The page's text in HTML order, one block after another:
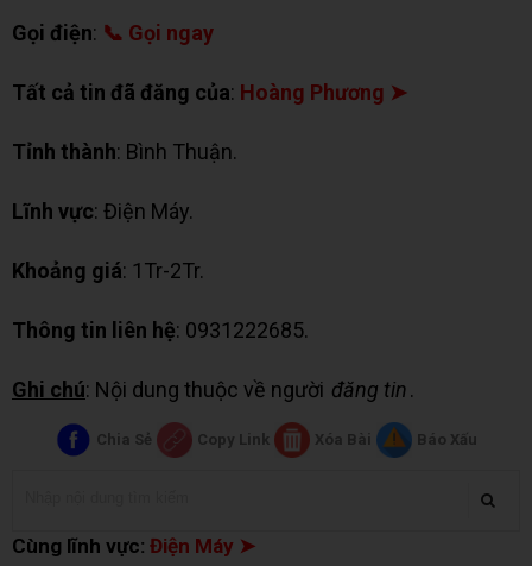
Gọi điện: 📞 Gọi ngay
Tất cả tin đã đăng của: Hoàng Phương ➤
Tỉnh thành: Bình Thuận.
Lĩnh vực: Điện Máy.
Khoảng giá: 1Tr-2Tr.
Thông tin liên hệ: 0931222685.
Ghi chú: Nội dung thuộc về người đăng tin.
Chia Sẻ Copy Link Xóa Bài Báo Xấu
Cùng lĩnh vực: Điện Máy ➤